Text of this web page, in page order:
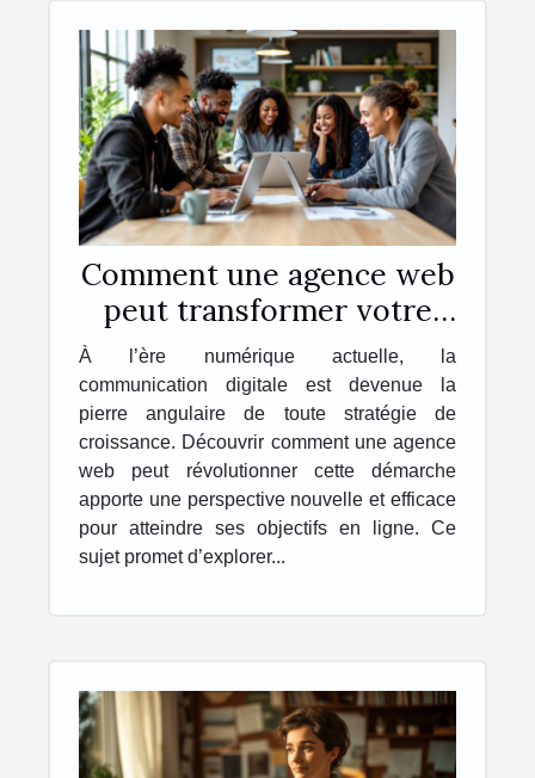
Comment une agence web
peut transformer votre
stratégie de
communication digitale
À l’ère numérique actuelle, la
communication digitale est devenue la
pierre angulaire de toute stratégie de
croissance. Découvrir comment une agence
web peut révolutionner cette démarche
apporte une perspective nouvelle et efficace
pour atteindre ses objectifs en ligne. Ce
sujet promet d’explorer...